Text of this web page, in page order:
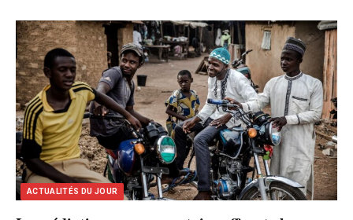
ACTUALITÉS DU JOUR